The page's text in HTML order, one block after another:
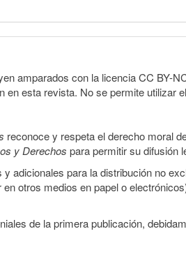
amparados con la licencia CC BY-
esta revista. No se permite utilizar
reconoce y respeta el derecho moral
y Derechos para permitir su difusión
adicionales para la distribución no
otros medios en papel o
de la primera publicación,